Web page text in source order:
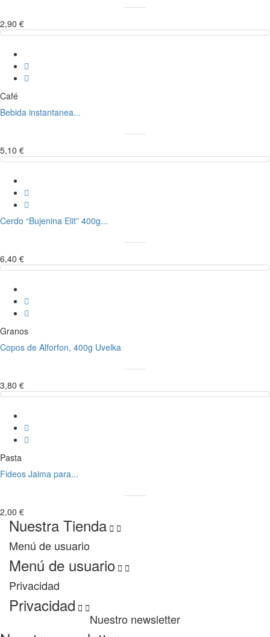
2,90 €
Café
Bebida instantanea...
5,10 €
Cerdo “Bujenina Elit” 400g...
6,40 €
Granos
Copos de Alforfon, 400g Uvelka
3,80 €
Pasta
Fideos Jaima para...
2,00 €
Nuestra Tienda  
Menú de usuario
Menú de usuario  
Privacidad
Privacidad  
Nuestro newsletter